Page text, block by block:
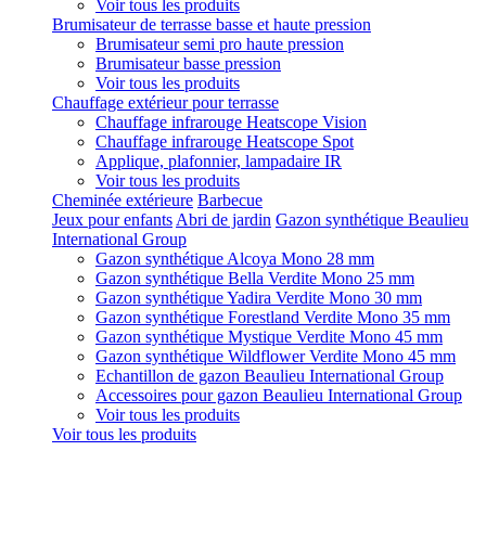
Voir tous les produits
Brumisateur de terrasse basse et haute pression
Brumisateur semi pro haute pression
Brumisateur basse pression
Voir tous les produits
Chauffage extérieur pour terrasse
Chauffage infrarouge Heatscope Vision
Chauffage infrarouge Heatscope Spot
Applique, plafonnier, lampadaire IR
Voir tous les produits
Cheminée extérieure Barbecue
Jeux pour enfants Abri de jardin Gazon synthétique Beaulieu
International Group
Gazon synthétique Alcoya Mono 28 mm
Gazon synthétique Bella Verdite Mono 25 mm
Gazon synthétique Yadira Verdite Mono 30 mm
Gazon synthétique Forestland Verdite Mono 35 mm
Gazon synthétique Mystique Verdite Mono 45 mm
Gazon synthétique Wildflower Verdite Mono 45 mm
Echantillon de gazon Beaulieu International Group
Accessoires pour gazon Beaulieu International Group
Voir tous les produits
Voir tous les produits